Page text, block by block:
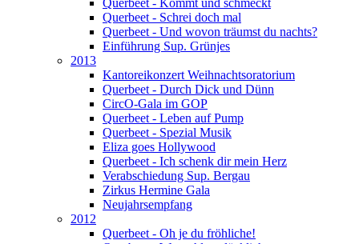
Querbeet - Schrei doch mal
Querbeet - Und wovon träumst du nachts?
Einführung Sup. Grünjes
2013
Kantoreikonzert Weihnachtsoratorium
Querbeet - Durch Dick und Dünn
CircO-Gala im GOP
Querbeet - Leben auf Pump
Querbeet - Spezial Musik
Eliza goes Hollywood
Querbeet - Ich schenk dir mein Herz
Verabschiedung Sup. Bergau
Zirkus Hermine Gala
Neujahrsempfang
2012
Querbeet - Oh je du fröhliche!